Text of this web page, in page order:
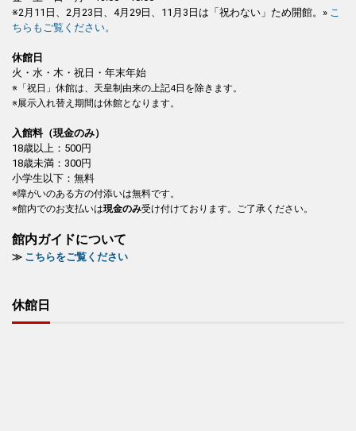
※2月11日、2月23日、4月29日、11月3日は「祝わない」ため開館。» こ
ちらもご覧ください。
休館日
火・水・木・祝日・年末年始
※「祝日」休館は、天皇制由来の上記4日を除きます。
※展示入れ替え期間は休館となります。
入館料（現金のみ）
18歳以上：500円
18歳未満：300円
小学生以下：無料
※障がいのある方の付添いは無料です。
※館内でのお支払いは現金のみ受け付けております。ご了承ください。
館内ガイドについて
≫ こちらをご覧ください
休館日